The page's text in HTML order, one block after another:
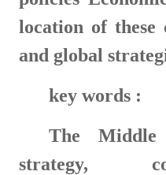
location of these
and global
key words :
The Middle
strategy,